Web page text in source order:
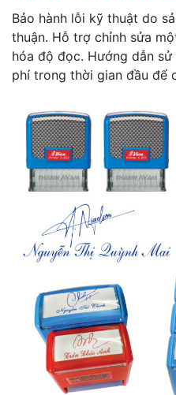
Bảo hành lỗi kỹ thuật do
thuận. Hỗ trợ chỉnh sửa
hóa độ đọc. Hướng dẫn
phí trong thời gian đầu để